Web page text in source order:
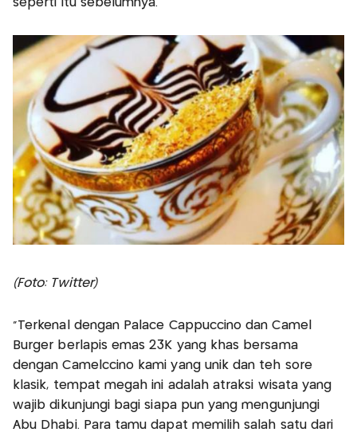
seperti itu sebelumnya.
(Foto: Twitter)
“Terkenal dengan Palace Cappuccino dan Camel
Burger berlapis emas 23K yang khas bersama
dengan Camelccino kami yang unik dan teh sore
klasik, tempat megah ini adalah atraksi wisata yang
wajib dikunjungi bagi siapa pun yang mengunjungi
Abu Dhabi. Para tamu dapat memilih salah satu dari